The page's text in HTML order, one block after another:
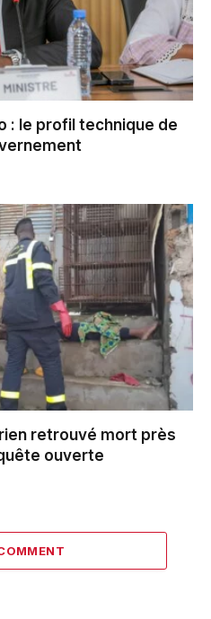
: le profil technique de
retrouvé mort près
ouverte